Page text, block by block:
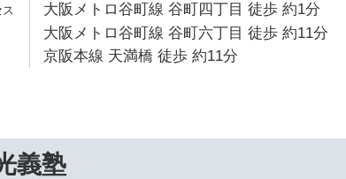
大阪メトロ谷町線 谷町四丁目 徒歩 約1分
大阪メトロ谷町線 谷町六丁目 徒歩 約11分
京阪本線 天満橋 徒歩 約11分
義塾